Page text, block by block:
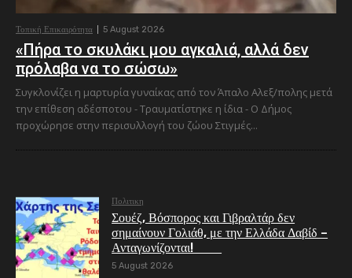
Τοπική Επικαιρότητα 5 August 2026
«Πήρα το σκυλάκι μου αγκαλιά, αλλά δεν
πρόλαβα να το σώσω»
Συγκλονίζει η μαρτυρία γυναίκας από τον Άπαλο Αλεξ/πολης μετά
την επίθεση αδέσποτου - Τραυματίστηκε η ίδια - Ο Δήμος
προχώρησε στην περισυλλογή του ζώου Στιγμές...
Πολιτικη
Σουέζ, Βόσπορος και Γιβραλτάρ δεν
σημαίνουν Γολιάθ, με την Ελλάδα Δαβίδ –
Ανταγωνίζονται!
5 August 2026